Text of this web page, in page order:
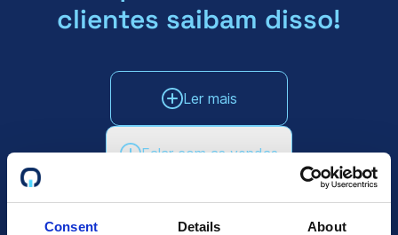
Consent Details About
clientes saibam disso!
Ler mais
Falar com as vendas